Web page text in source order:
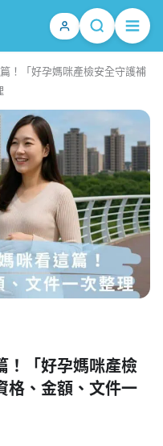
！「好孕媽咪產檢安全守護補
！「好孕媽咪產檢
格、金額、文件一